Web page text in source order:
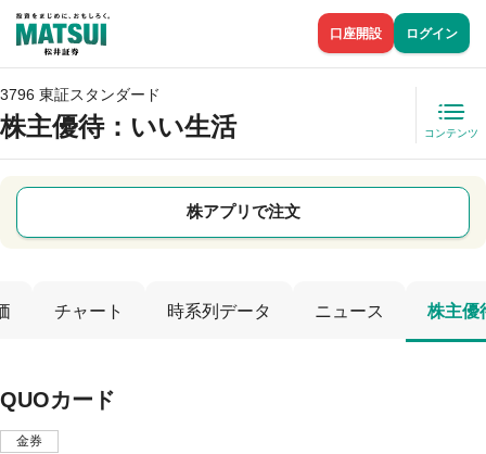
口座開設 ログイン
3796 東証スタンダード
株主優待：いい生活 コンテンツ
株アプリで注文
チャート 時系列データ ニュース 株主優
QUOカード
金券